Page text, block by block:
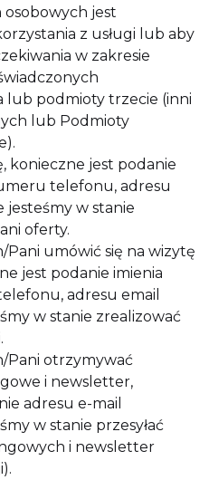
jest
z usługi lub aby
w zakresie
lub podmioty trzecie (inni
lub Podmioty
konieczne jest podanie
telefonu, adresu
w stanie
oferty.
Pani umówić się na wizytę
jest podanie imienia
adresu email
w stanie zrealizować
Pani otrzymywać
i newsletter,
adresu e-mail
w stanie przesyłać
i newsletter